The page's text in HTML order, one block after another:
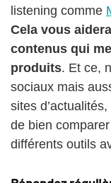
listening comme
Cela vous
contenus qui
produits. Et ce,
sociaux mais
sites
de bien
différents outils